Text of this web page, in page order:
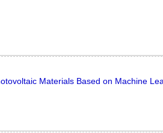
Materials Based on Machine